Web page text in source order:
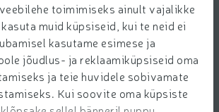
toimimiseks ainult vajalikke
muid küpsiseid, kui te neid ei
kasutame esimese ja
jõudlus- ja reklaamiküpsiseid oma
ja teie huvidele sobivamate
Kui soovite oma küpsiste